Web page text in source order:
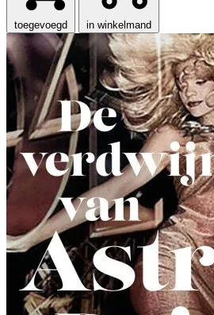
toegevoegd in winkelmand